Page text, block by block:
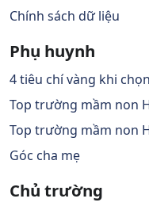
Chính sách dữ liệu
Phụ huynh
4 tiêu chí vàng khi
Top trường mầm non
Top trường mầm non
Góc cha mẹ
Chủ trường